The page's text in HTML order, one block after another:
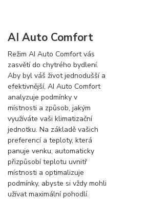
AI Auto Comfort
Režim AI Auto Comfort vás
zasvětí do chytrého bydlení.
Aby byl váš život jednodušší a
efektivnější, AI Auto Comfort
analyzuje podmínky v
místnosti a způsob, jakým
využíváte vaši klimatizační
jednotku. Na základě vašich
preferencí a teploty, která
panuje venku, automaticky
přizpůsobí teplotu uvnitř
místnosti a optimalizuje
podmínky, abyste si vždy mohli
užívat maximální pohodlí.